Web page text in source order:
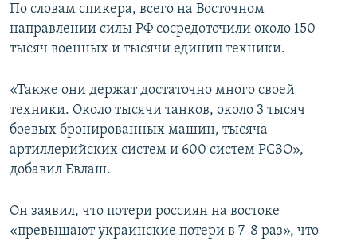
Все сайты RFE/RL
По словам спикера, всего на Восточном
направлении силы РФ сосредоточили около 150
тысяч военных и тысячи единиц техники.
«Также они держат достаточно много своей
техники. Около тысячи танков, около 3 тысяч
боевых бронированных машин, тысяча
артиллерийских систем и 600 систем РСЗО», –
добавил Евлаш.
Он заявил, что потери россиян на востоке
«превышают украинские потери в 7-8 раз», что